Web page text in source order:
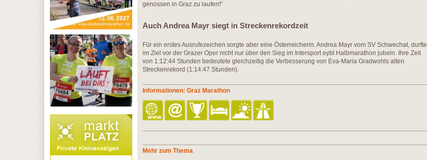
genossen in Graz zu laufen!“
Auch Andrea Mayr siegt in Streckenrekordzeit
Für ein erstes Ausrufezeichen sorgte aber eine Österreicherin. Andrea Mayr vom SV Schwechat, durfte
im Ziel vor der Grazer Oper nicht nur über den Sieg im Intersport eybl Halbmarathon jubeln. Ihre Zeit
von 1:12:44 Stunden bedeutete gleichzeitig die Verbesserung von Eva-Maria Gradwohls alten
Streckenrekord (1:14:47 Stunden).
Informationen: Graz Marathon
Mehr zum Thema